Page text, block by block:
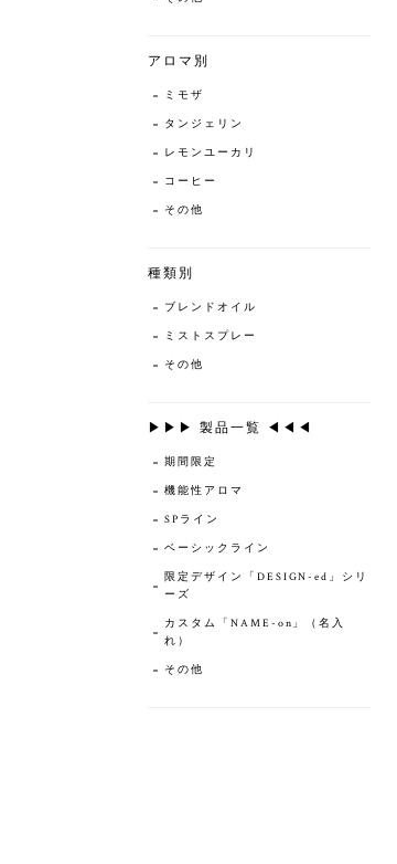
アロマ別
ミモザ
タンジェリン
レモンユーカリ
コーヒー
その他
種類別
ブレンドオイル
ミストスプレー
その他
▶▶▶ 製品一覧 ◀◀◀
期間限定
機能性アロマ
SPライン
ベーシックライン
限定デザイン「DESIGN-ed」シリ
ーズ
カスタム「NAME-on」（名入
れ）
その他